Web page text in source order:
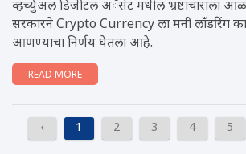
व्हर्च्युअल डिजीटल अॅसेट मधील भ्रष्टाचाराला
सरकारने Crypto Currency ला मनी लाँडरिंग
आणण्याचा निर्णय घेतला आहे.
READ MORE
‹ 1 2 3 4 5